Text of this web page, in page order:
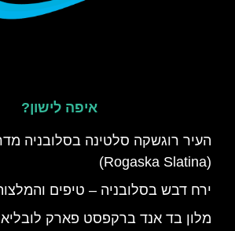
איפה לישון?
העיר רוגשקה סלטינה בסלובניה
(Rogaska Slatina)
ירח דבש בסלובניה – טיפים